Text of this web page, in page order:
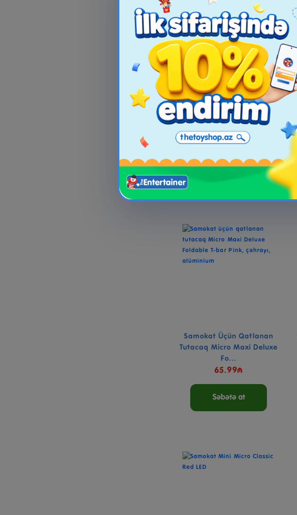
Su Blasteri Hasbro Nerf
Super Soaker Torrent
F3889...
25.99₼
Samokat Üçün Qatlanan
Tutacaq Micro Maxi Deluxe
Fo...
65.99₼
Səbətə at